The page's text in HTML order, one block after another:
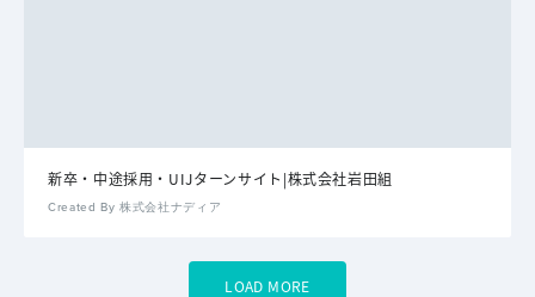
新卒・中途採用・UIJターンサイト|株式会社岩田組
Created By 株式会社ナディア
LOAD MORE